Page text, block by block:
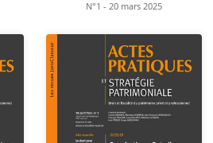
N°1 - 20 mars 2025